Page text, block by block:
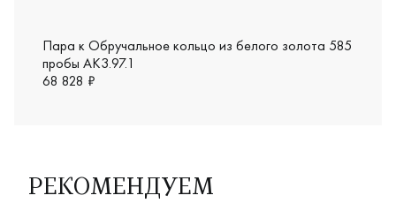
Пара к Обручальное кольцо из белого золота 585
пробы АК3.97.1
68 828 ₽
РЕКОМЕНДУЕМ